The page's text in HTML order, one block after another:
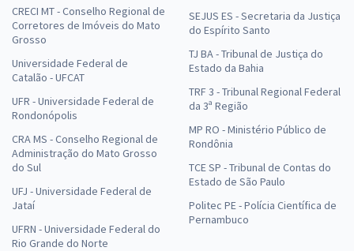
CRECI MT - Conselho Regional de
Corretores de Imóveis do Mato
Grosso
Universidade Federal de
Catalão - UFCAT
UFR - Universidade Federal de
Rondonópolis
CRA MS - Conselho Regional de
Administração do Mato Grosso
do Sul
UFJ - Universidade Federal de
Jataí
UFRN - Universidade Federal do
Rio Grande do Norte
SEJUS ES - Secretaria da Justiça
do Espírito Santo
TJ BA - Tribunal de Justiça do
Estado da Bahia
TRF 3 - Tribunal Regional Federal
da 3ª Região
MP RO - Ministério Público de
Rondônia
TCE SP - Tribunal de Contas do
Estado de São Paulo
Politec PE - Polícia Científica de
Pernambuco